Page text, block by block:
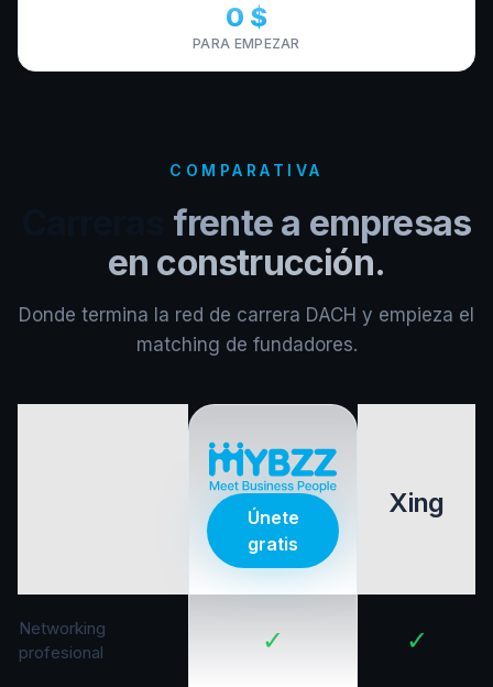
0 $
PARA EMPEZAR
COMPARATIVA
frente a empresas
en construcción.
Donde termina la red de carrera DACH y empieza el
matching de fundadores.
Únete
gratis
Xing
Networking
profesional
✓ ✓